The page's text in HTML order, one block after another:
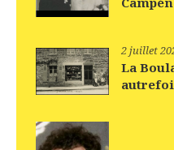
2 juillet
La